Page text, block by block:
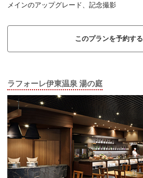
メインのアップグレード、記念撮影
このプランを予約する
ラフォーレ伊東温泉 湯の庭